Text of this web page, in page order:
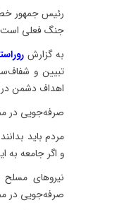
رئیس جمهور
جنگ فعلی است؛
به گزارش
تبیین و
اهداف دشمن
صرفه‌جویی در
مردم باید
و اگر جامعه به
نیروهای
صرفه‌جویی در